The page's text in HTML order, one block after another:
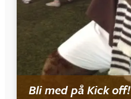
Bli med på Kick off!